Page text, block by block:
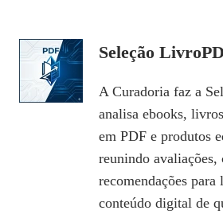
Seleção
A Curadoria faz a
analisa ebooks,
em PDF e produtos
reunindo avaliações,
recomendações para
conteúdo digital de